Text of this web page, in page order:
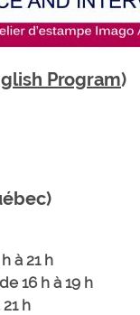
Program)
à 21 h
16 h à 19 h
h